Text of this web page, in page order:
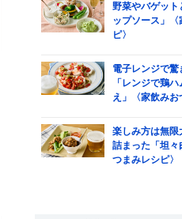
野菜やバゲット
ップソース」
ピ〉
電子レンジで驚
「レンジで鶏
え」〈家飲みお
楽しみ方は無限
詰まった「坦々
つまみレシピ〉